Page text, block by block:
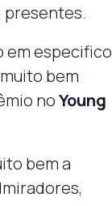
presentes.
em especifico
bem
noYoung
bem a